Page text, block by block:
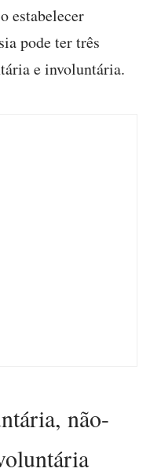
estabelecer
pode ter três
e involuntária.
não-